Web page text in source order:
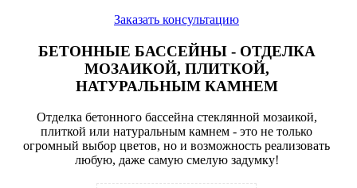
Заказать консультацию
БЕТОННЫЕ БАССЕЙНЫ - ОТДЕЛКА
МОЗАИКОЙ, ПЛИТКОЙ,
НАТУРАЛЬНЫМ КАМНЕМ
Отделка бетонного бассейна стеклянной мозаикой,
плиткой или натуральным камнем - это не только
огромный выбор цветов, но и возможность реализовать
любую, даже самую смелую задумку!